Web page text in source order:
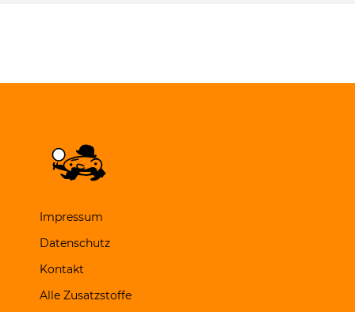
Impressum
Datenschutz
Kontakt
Alle Zusatzstoffe